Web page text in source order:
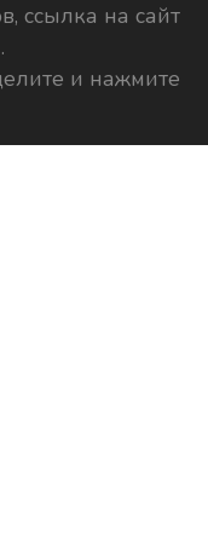
ссылка на сайт
и нажмите